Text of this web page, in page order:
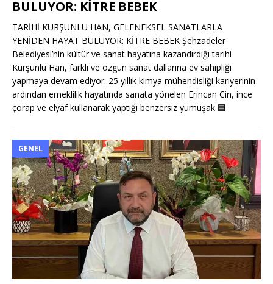
BULUYOR: KİTRE BEBEK
TARİHİ KURŞUNLU HAN, GELENEKSEL SANATLARLA
YENİDEN HAYAT BULUYOR: KİTRE BEBEK Şehzadeler
Belediyesi’nin kültür ve sanat hayatına kazandırdığı tarihi
Kurşunlu Han, farklı ve özgün sanat dallarına ev sahipliği
yapmaya devam ediyor. 25 yıllık kimya mühendisliği kariyerinin
ardından emeklilik hayatında sanata yönelen Erincan Cin, ince
çorap ve elyaf kullanarak yaptığı benzersiz yumuşak 🟦
GENEL